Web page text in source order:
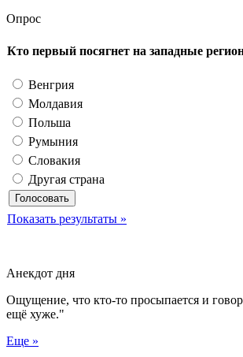
Опрос
Кто первый посягнет на западные
Венгрия
Молдавия
Польша
Румыния
Словакия
Другая страна
Показать результаты »
Анекдот дня
Ощущение, что кто-то просыпается и
ещё хуже."
Еще »